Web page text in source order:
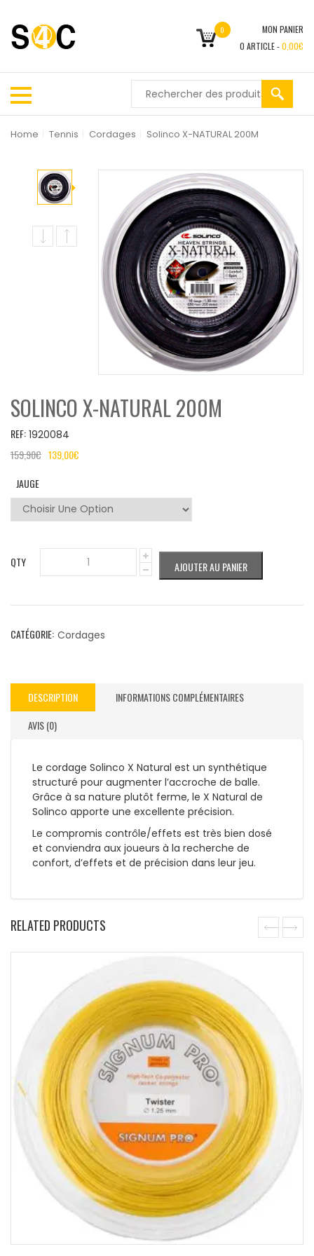
0
MON PANIER
0 ARTICLE -0,00€
Home Tennis Cordages Solinco X-NATURAL 200M
SOLINCO X-NATURAL 200M
REF: 1920084
159,90€ 139,00€
JAUGE
QTY AJOUTER AU PANIER
CATÉGORIE: Cordages
DESCRIPTION
INFORMATIONS COMPLÉMENTAIRES
AVIS (0)
Le cordage Solinco X Natural est un synthétique
structuré pour augmenter l’accroche de balle.
Grâce à sa nature plutôt ferme, le X Natural de
Solinco apporte une excellente précision.
Le compromis contrôle/effets est très bien dosé
et conviendra aux joueurs à la recherche de
confort, d’effets et de précision dans leur jeu.
RELATED PRODUCTS